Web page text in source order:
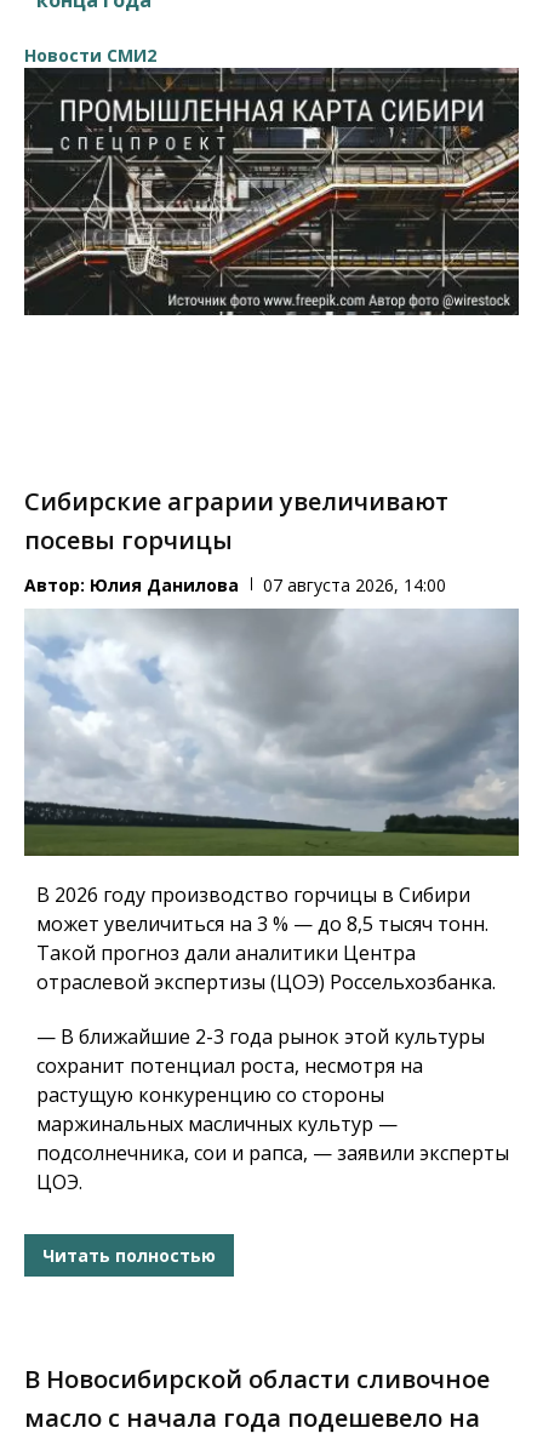
Новости СМИ2
Сибирские аграрии увеличивают
посевы горчицы
Автор: Юлия Данилова 07 августа 2026, 14:00
В 2026 году производство горчицы в Сибири
может увеличиться на 3 % — до 8,5 тысяч тонн.
Такой прогноз дали аналитики Центра
отраслевой экспертизы (ЦОЭ) Россельхозбанка.
— В ближайшие 2-3 года рынок этой культуры
сохранит потенциал роста, несмотря на
растущую конкуренцию со стороны
маржинальных масличных культур —
подсолнечника, сои и рапса, — заявили эксперты
ЦОЭ.
Читать полностью
В Новосибирской области сливочное
масло с начала года подешевело на